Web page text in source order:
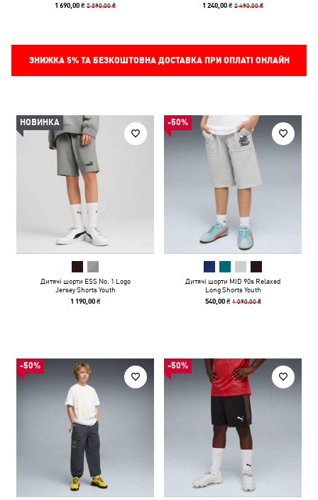
1 690,00 ₴2 390,00 ₴ 1 240,00 ₴2 490,00 ₴
ЗНИЖКА 5%ТА БЕЗКОШТОВНА ДОСТАВКА ПРИ ОПЛАТІ ОНЛАЙН
НОВИНКА
Дитячі шорти ESS No. 1 Logo
Jersey Shorts Youth
1 190,00 ₴
-50%
Дитячі шорти MID 90s Relaxed
Long Shorts Youth
540,00 ₴ 1 090,00 ₴
-50% -50%